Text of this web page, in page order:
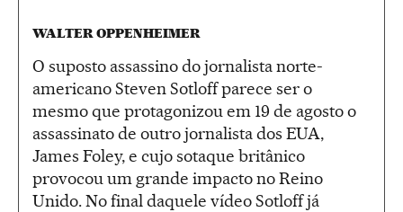
WALTER OPPENHEIMER
O suposto assassino do jornalista norte-
americano Steven Sotloff parece ser o
mesmo que protagonizou em 19 de agosto o
assassinato de outro jornalista dos EUA,
James Foley, e cujo sotaque britânico
provocou um grande impacto no Reino
Unido. No final daquele vídeo Sotloff já